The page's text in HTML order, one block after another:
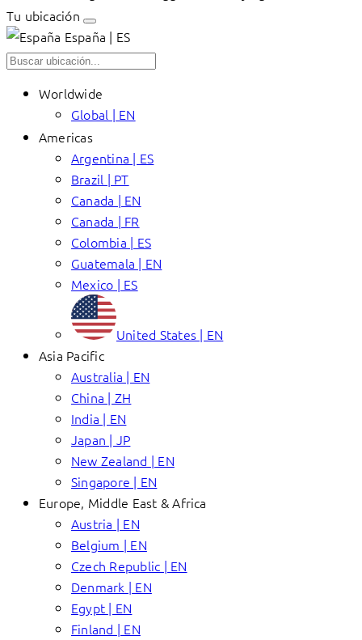
Tu ubicación
España | ES
Worldwide
Global | EN
Americas
Argentina | ES
Brazil | PT
Canada | EN
Canada | FR
Colombia | ES
Guatemala | EN
Mexico | ES
United States | EN
Asia Pacific
Australia | EN
China | ZH
India | EN
Japan | JP
New Zealand | EN
Singapore | EN
Europe, Middle East & Africa
Austria | EN
Belgium | EN
Czech Republic | EN
Denmark | EN
Egypt | EN
Finland | EN